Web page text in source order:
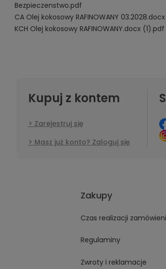
Bezpieczenstwo.pdf
CA Olej kokosowy RAFINOWANY
KCH Olej kokosowy RAFINOWANY.docx (1).pdf
Kupuj z kontem
Zarejestruj się
Masz już konto? Zaloguj się
Zakupy
Czas realizacji
Regulaminy
Zwroty i reklamacje